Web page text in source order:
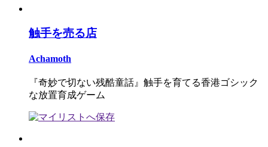
触手を売る店
Achamoth
『奇妙で切ない残酷童話』触手を育てる香港ゴシック
な放置育成ゲーム